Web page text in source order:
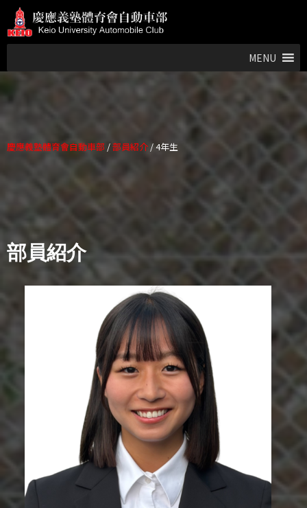
MENU
慶應義塾體育會自動車部 /部員紹介/4年生
部員紹介